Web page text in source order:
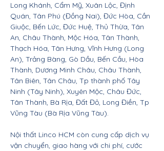
Long Khánh, Cẩm Mỹ, Xuân Lộc, Định
Quán, Tân Phú (Đồng Nai), Đức Hòa, Cần
Giuộc, Bến Lức, Đức Huệ, Thủ Thừa, Tân
An, Châu Thành, Mộc Hóa, Tân Thành,
Thạch Hóa, Tân Hưng, Vĩnh Hưng (Long
An), Trảng Bàng, Gò Dầu, Bến Cầu, Hòa
Thành, Dương Minh Châu, Châu Thành,
Tân Biên, Tân Châu, Tp thành phố Tây
Ninh (Tây Ninh), Xuyên Mộc, Châu Đức,
Tân Thành, Bà Rịa, Đất Đỏ, Long Điền, Tp
Vũng Tàu (Bà Rịa Vũng Tàu).
Nội thất Linco HCM còn cung cấp dịch vụ
vận chuyển, giao hàng với chi phí, cước